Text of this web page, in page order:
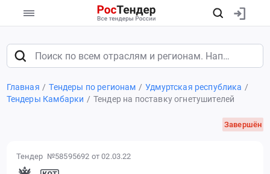
Главная Тендеры по регионам
Удмуртская республика
Тендеры Камбарки
Тендер на поставку огнетушителей
Завершён
Тендер №58595692 от 02.03.22